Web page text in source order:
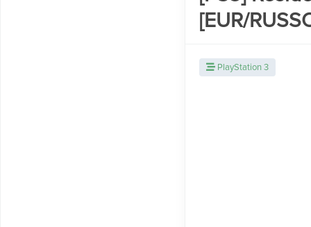
[EUR/
PlayStation 3